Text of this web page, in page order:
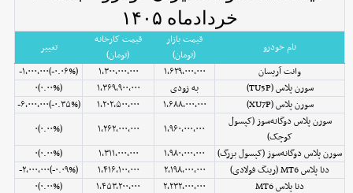
خردادماه ۱۴۰۵
نام خودرو
قیمت بازار
(تومان)
قیمت کارخانه
(تومان)
تغییر
وانت آریسان
۱,۶۲۹,۰۰۰,۰۰۰ ۱,۳۰۰,۰۰۰,۰۰۰
(‎-۰.۰۶%‌)‎-۱,۰۰۰,۰۰۰‌
سورن پلاس (TU5P)
به زودی ۱,۳۶۹,۹۰۰,۰۰۰
(۰.۰۰%)۰
سورن پلاس (XU7P)
۱,۶۸۸,۰۰۰,۰۰۰ ۱,۲۰۲,۵۰۰,۰۰۰
(‎-۰.۳۵%‌)‎-۶,۰۰۰,۰۰۰‌
سورن پلاس دوگانه‌سوز (کپسول
کوچک)
۱,۹۶۰,۰۰۰,۰۰۰ ۱,۲۶۲,۰۰۰,۰۰۰
(۰.۰۰%)۰
سورن پلاس دوگانه‌سوز (کپسول بزرگ)
۱,۹۸۰,۰۰۰,۰۰۰ ۱,۳۱۱,۰۰۰,۰۰۰
(۰.۰۰%)۰
دنا پلاس MT6 (رینگ فولادی)
۲,۱۹۸,۰۰۰,۰۰۰ ۱,۴۱۶,۱۰۰,۰۰۰
(‎-۰.۰۹%‌)‎-۲,۰۰۰,۰۰۰‌
دنا پلاس MT6
۲,۲۳۲,۰۰۰,۰۰۰ ۱,۴۵۳,۲۰۰,۰۰۰
(۰.۰۰%)۰